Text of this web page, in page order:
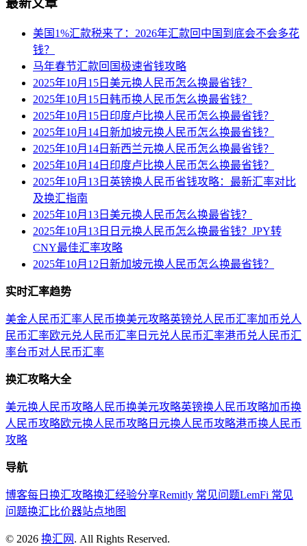
最新文章
美国1%汇款税来了：2026年汇款回中国到底会不会多花
钱？
马年春节汇款回国极速省钱攻略
2025年10月15日美元换人民币怎么换最省钱？
2025年10月15日韩币换人民币怎么换最省钱？
2025年10月15日印度卢比换人民币怎么换最省钱？
2025年10月14日新加坡元换人民币怎么换最省钱？
2025年10月14日新西兰元换人民币怎么换最省钱？
2025年10月14日印度卢比换人民币怎么换最省钱？
2025年10月13日英镑换人民币省钱攻略：最新汇率对比
及换汇指南
2025年10月13日美元换人民币怎么换最省钱？
2025年10月13日日元换人民币怎么换最省钱？JPY转
CNY最佳汇率攻略
2025年10月12日新加坡元换人民币怎么换最省钱？
实时汇率趋势
美金人民币汇率人民币换美元攻略英镑兑人民币汇率加币兑人
民币汇率欧元兑人民币汇率 日元兑人民币汇率港币兑人民币汇
率台币对人民币汇率
换汇攻略大全
美元换人民币攻略人民币换美元攻略英镑换人民币攻略加币换
人民币攻略欧元换人民币攻略 日元换人民币攻略港币换人民币
攻略
导航
博客每日换汇攻略换汇经验分享Remitly 常见问题LemFi 常见
问题换汇比价器站点地图
© 2026 换汇网 . All Rights Reserved.